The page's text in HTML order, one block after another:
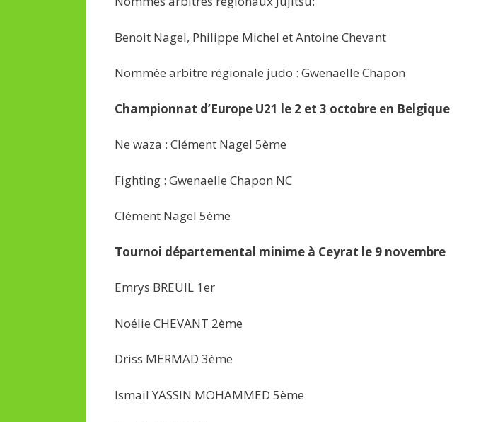
Benoit Nagel, Philippe Michel et Antoine Chevant
Nommée arbitre régionale judo : Gwenaelle Chapon
Championnat d’Europe U21 le 2 et 3 octobre en Belgique
Ne waza : Clément Nagel 5ème
Fighting : Gwenaelle Chapon NC
Clément Nagel 5ème
Tournoi départemental minime à Ceyrat le 9 novembre
Emrys BREUIL 1er
Noélie CHEVANT 2ème
Driss MERMAD 3ème
Ismail YASSIN MOHAMMED 5ème